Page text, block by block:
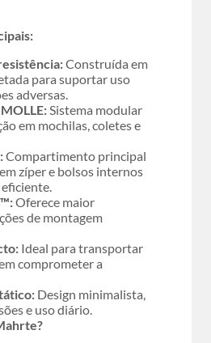
Construída em
para suportar uso
adversas.
Sistema modular
em mochilas, coletes e
Compartimento principal
zíper e bolsos internos
Oferece maior
de montagem
Ideal para transportar
comprometer a
Design minimalista,
e uso diário.